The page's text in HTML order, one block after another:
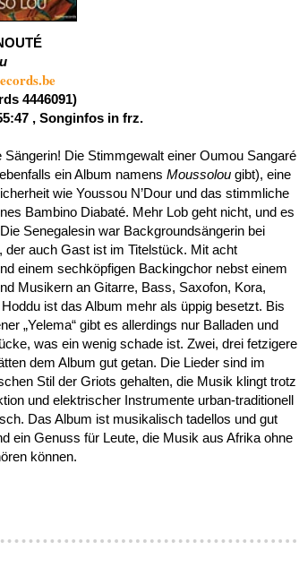
4446091)
, Songinfos in frz.
Sängerin! Die Stimmgewalt einer Oumou Sangaré
ein Album namens Moussolou gibt), eine
wie Youssou N’Dour und das stimmliche
Bambino Diabaté. Mehr Lob geht nicht, und es
Senegalesin war Backgroundsängerin bei
der auch Gast ist im Titelstück. Mit acht
einem sechköpfigen Backingchor nebst einem
Musikern an Gitarre, Bass, Saxofon, Kora,
ist das Album mehr als üppig besetzt. Bis
„Yelema“ gibt es allerdings nur Balladen und
was ein wenig schade ist. Zwei, drei fetzigere
dem Album gut getan. Die Lieder sind im
Stil der Griots gehalten, die Musik klingt trotz
und elektrischer Instrumente urban-traditionell
Das Album ist musikalisch tadellos und gut
ein Genuss für Leute, die Musik aus Afrika ohne
können.